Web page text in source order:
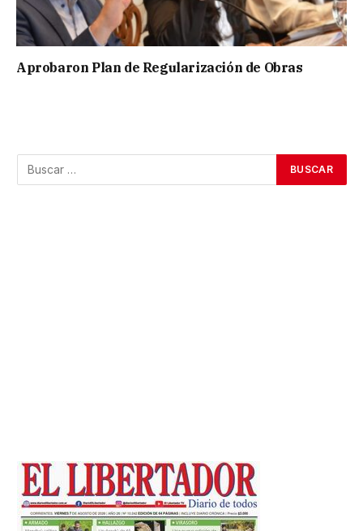
Aprobaron Plan de Regularización de Obras